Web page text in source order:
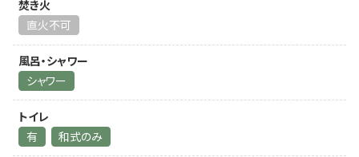
焚き火
直火不可
風呂・シャワー
シャワー
トイレ
有
和式のみ